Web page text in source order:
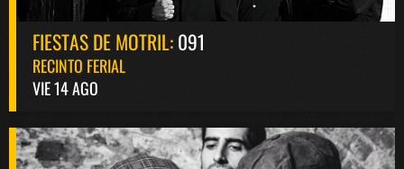
FIESTAS DE MOTRIL:091
RECINTO FERIAL
VIE 14 AGO